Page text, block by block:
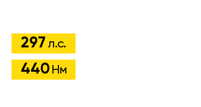
297 л.с.
440 Нм